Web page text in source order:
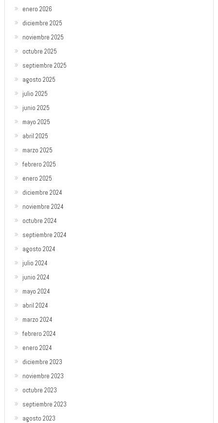
enero 2026
diciembre 2025
noviembre 2025
octubre 2025
septiembre 2025
agosto 2025
julio 2025
junio 2025
mayo 2025
abril 2025
marzo 2025
febrero 2025
enero 2025
diciembre 2024
noviembre 2024
octubre 2024
septiembre 2024
agosto 2024
julio 2024
junio 2024
mayo 2024
abril 2024
marzo 2024
febrero 2024
enero 2024
diciembre 2023
noviembre 2023
octubre 2023
septiembre 2023
agosto 2023